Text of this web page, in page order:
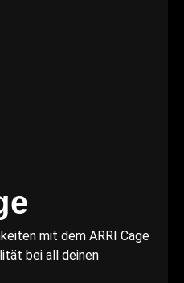
mit dem ARRI Cage
bei all deinen